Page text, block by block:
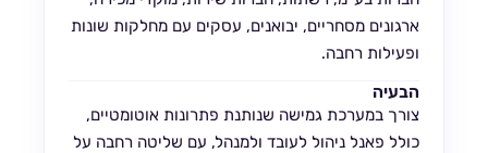
ארגונים מסחריים, יבואנים, עסקים עם מחלקות שונות
ופעילות רחבה.
הבעיה
צורך במערכת גמישה שנותנת פתרונות אוטומטיים,
כולל פאנל ניהול לעובד ולמנהל, עם שליטה רחבה על